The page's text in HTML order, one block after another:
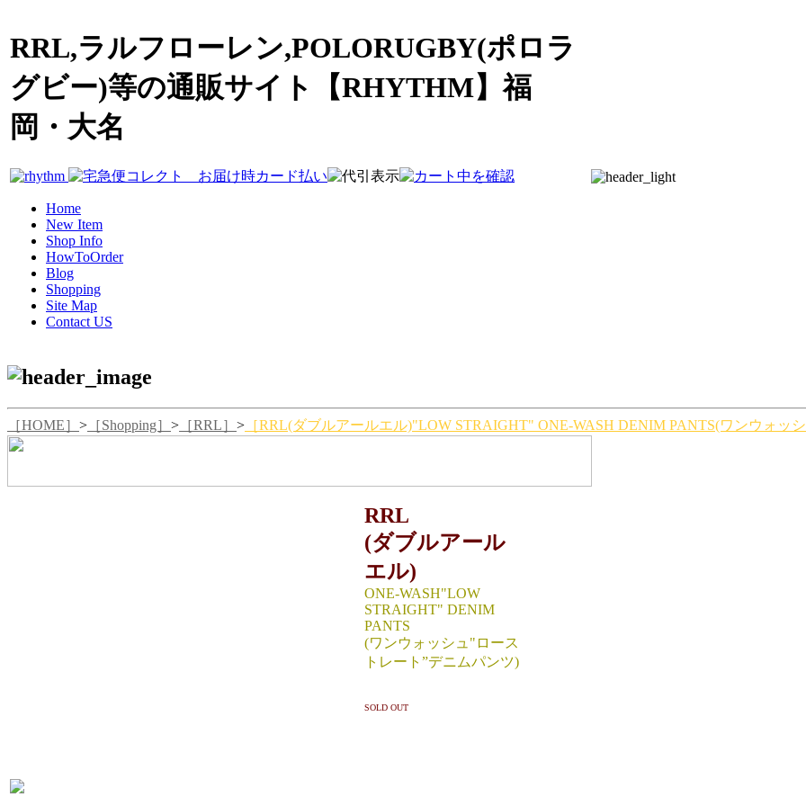
RRL,ラルフローレン,POLORUGBY(ポロラ
グビー)等の通販サイト【RHYTHM】福
岡・大名
Home
New Item
Shop Info
HowToOrder
Blog
Shopping
Site Map
Contact US
［HOME］ > ［Shopping］ > ［RRL］ > ［RRL(ダブルアールエル)"LOW STRAIGHT" ONE-WASH DENIM PANTS(ワンウォッ
RRL
(ダブルアール
エル)
ONE-WASH"LOW
STRAIGHT" DENIM
PANTS
(ワンウォッシュ"ロース
トレート”デニムパンツ)
SOLD OUT